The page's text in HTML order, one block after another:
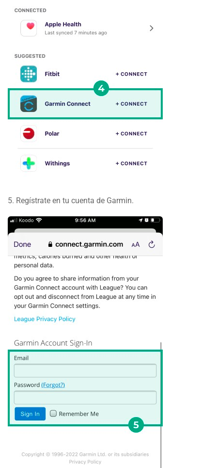
5. Regístrate en tu cuenta de Garmin.